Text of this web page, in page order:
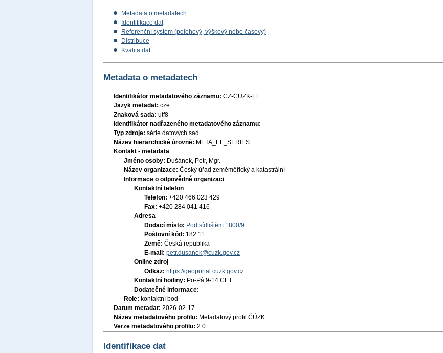
Metadata o metadatech
Identifikace dat
Referenční systém (polohový, výškový nebo časový)
Distribuce
Kvalita dat
Metadata o metadatech
Identifikátor metadatového záznamu: CZ-CUZK-EL
Jazyk metadat: cze
Znaková sada: utf8
Identifikátor nadřazeného metadatového záznamu:
Typ zdroje: série datových sad
Název hierarchické úrovně: META_EL_SERIES
Kontakt - metadata
Jméno osoby: Dušánek, Petr, Mgr.
Název organizace: Český úřad zeměměřický a katastrální
Informace o odpovědné organizaci
Kontaktní telefon
Telefon: +420 466 023 429
Fax: +420 284 041 416
Adresa
Dodací místo: Pod sídlištěm 1800/9
Poštovní kód: 182 11
Země: Česká republika
E-mail: petr.dusanek@cuzk.gov.cz
Online zdroj
Odkaz: https://geoportal.cuzk.gov.cz
Kontaktní hodiny: Po-Pá 9-14 CET
Dodatečné informace:
Role: kontaktní bod
Datum metadat: 2026-02-17
Název metadatového profilu: Metadatový profil ČÚZK
Verze metadatového profilu: 2.0
Identifikace dat